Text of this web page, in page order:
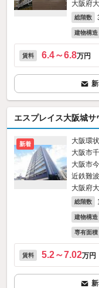
大阪府
総階数
建物構造
賃料 6.4～6.8万円
エスプレイス大阪城サ
新着
大阪環
大阪市
大阪市
近鉄難
大阪府
総階数
建物構造
専有面積
賃料 5.2～7.02万円